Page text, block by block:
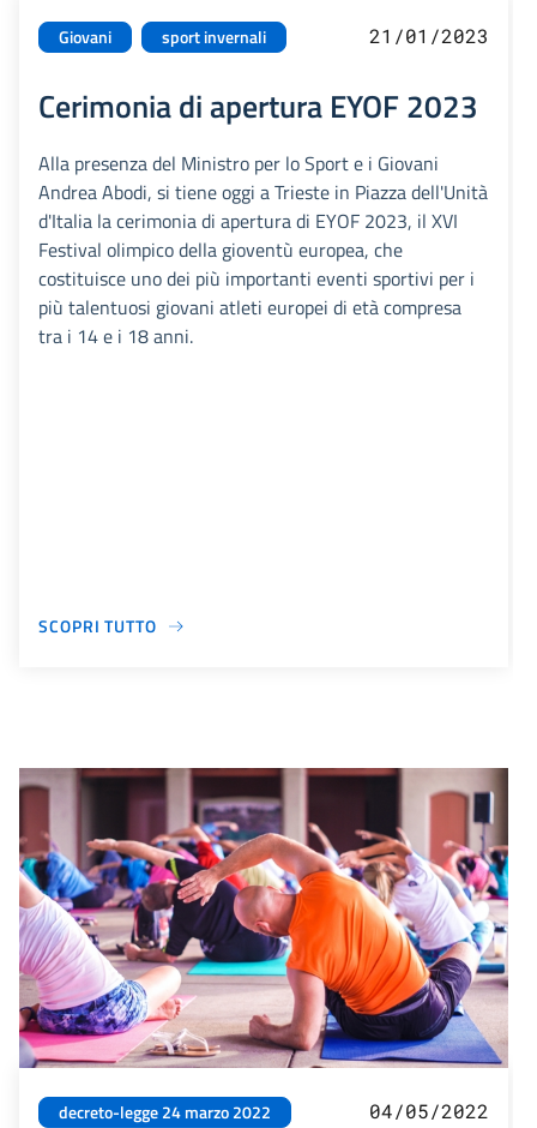
Giovani sport invernali 21/01/2023
Cerimonia di apertura EYOF 2023
Alla presenza del Ministro per lo Sport e i Giovani
Andrea Abodi, si tiene oggi a Trieste in Piazza dell'Unità
d'Italia la cerimonia di apertura di EYOF 2023, il XVI
Festival olimpico della gioventù europea, che
costituisce uno dei più importanti eventi sportivi per i
più talentuosi giovani atleti europei di età compresa
tra i 14 e i 18 anni.
SCOPRI TUTTO
decreto-legge 24 marzo 2022
04/05/2022